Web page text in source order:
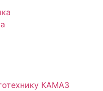
КАМАЗ